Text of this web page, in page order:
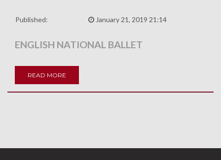
Published: January 21, 2019 21:14
ENGLISH NATIONAL BALLET
READ MORE